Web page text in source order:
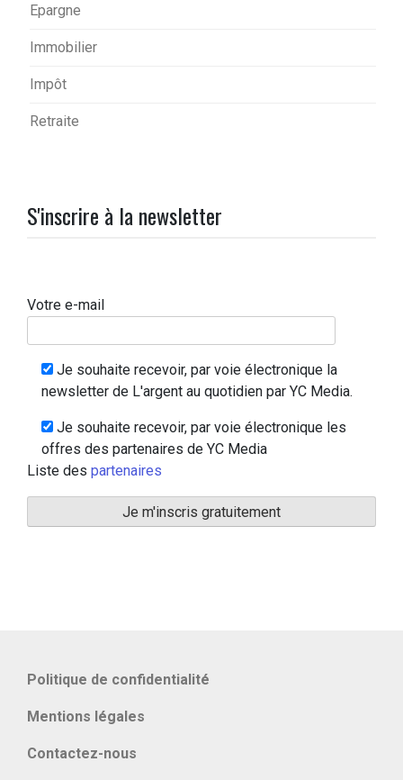
Epargne
Immobilier
Impôt
Retraite
S'inscrire à la newsletter
Votre e-mail
Je souhaite recevoir, par voie électronique la
newsletter de L'argent au quotidien par YC Media.
Je souhaite recevoir, par voie électronique les
offres des partenaires de YC Media
Liste des partenaires
Politique de confidentialité
Mentions légales
Contactez-nous